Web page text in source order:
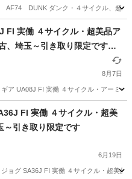
DUNK ダンク・４サイクル、超美
ホンダ ダンク
FI 実働 ４サイクル・超美品ア
、埼玉～引き取り限定です
送可）
8月7日
ア UA08J FI 実働 ４サイクル・アーミ
GEAR
・超美
～引き取り限定です
6月19日
ョグ SA36J FI 実働 ４サイクル・超美